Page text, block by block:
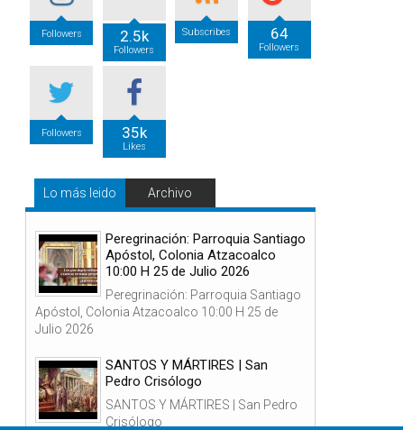
Followers 2.5k
Followers
Subscribes 64
Followers
Followers 35k
Likes
Lo más leido Archivo
Peregrinación: Parroquia Santiago
Apóstol, Colonia Atzacoalco
10:00 H 25 de Julio 2026
Peregrinación: Parroquia Santiago
Apóstol, Colonia Atzacoalco 10:00 H 25 de
Julio 2026
SANTOS Y MÁRTIRES | San
Pedro Crisólogo
SANTOS Y MÁRTIRES | San Pedro
Crisólogo